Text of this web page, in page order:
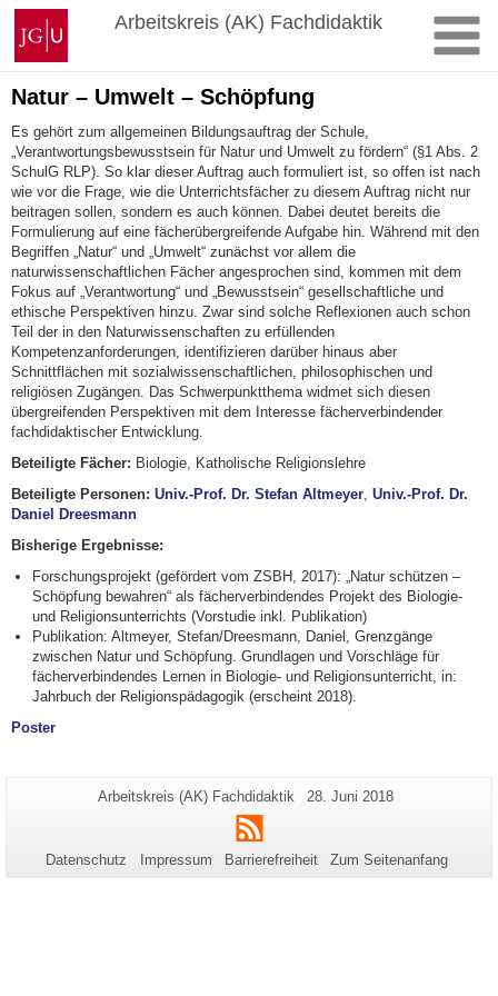
Zum
Inhalt
springen
Johannes
Gutenberg-
Universität
Mainz
Arbeitskreis (AK) Fachdidaktik
Natur – Umwelt – Schöpfung
Es gehört zum allgemeinen Bildungsauftrag der Schule,
„Verantwortungsbewusstsein für Natur und Umwelt zu fördern“ (§1 Abs. 2
SchulG RLP). So klar dieser Auftrag auch formuliert ist, so offen ist nach
wie vor die Frage, wie die Unterrichtsfächer zu diesem Auftrag nicht nur
beitragen sollen, sondern es auch können. Dabei deutet bereits die
Formulierung auf eine fächerübergreifende Aufgabe hin. Während mit den
Begriffen „Natur“ und „Umwelt“ zunächst vor allem die
naturwissenschaftlichen Fächer angesprochen sind, kommen mit dem
Fokus auf „Verantwortung“ und „Bewusstsein“ gesellschaftliche und
ethische Perspektiven hinzu. Zwar sind solche Reflexionen auch schon
Teil der in den Naturwissenschaften zu erfüllenden
Kompetenzanforderungen, identifizieren darüber hinaus aber
Schnittflächen mit sozialwissenschaftlichen, philosophischen und
religiösen Zugängen. Das Schwerpunktthema widmet sich diesen
übergreifenden Perspektiven mit dem Interesse fächerverbindender
fachdidaktischer Entwicklung.
Beteiligte Fächer: Biologie, Katholische Religionslehre
Beteiligte Personen: Univ.-Prof. Dr. Stefan Altmeyer Univ.-Prof. Dr.
Daniel Dreesmann
Bisherige Ergebnisse:
Forschungsprojekt (gefördert vom ZSBH, 2017): „Natur schützen –
Schöpfung bewahren“ als fächerverbindendes Projekt des Biologie-
und Religionsunterrichts (Vorstudie inkl. Publikation)
Publikation: Altmeyer, Stefan/Dreesmann, Daniel, Grenzgänge
zwischen Natur und Schöpfung. Grundlagen und Vorschläge für
fächerverbindendes Lernen in Biologie- und Religionsunterricht, in:
Jahrbuch der Religionspädagogik (erscheint 2018).
Poster
Zusätzliche
Informationen
zu
dieser
Seiten-
Arbeitskreis (AK) Fachdidaktik
Letzte
28. Juni 2018
RSS
Datenschutz Impressum Barrierefreiheit Zum Seitenanfang